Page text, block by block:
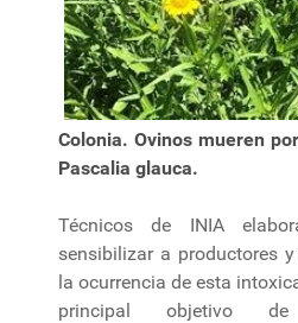
Colonia. Ovinos mueren
Pascalia glauca.
Técnicos de INIA
sensibilizar a productores
la ocurrencia de esta
principal objetivo de